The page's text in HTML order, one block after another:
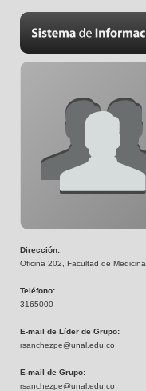
Dirección:
Oficina 202, Facultad de Medicina
Teléfono:
3165000
E-mail de Líder de Grupo:
rsanchezpe@unal.edu.co
E-mail de Grupo:
rsanchezpe@unal.edu.co